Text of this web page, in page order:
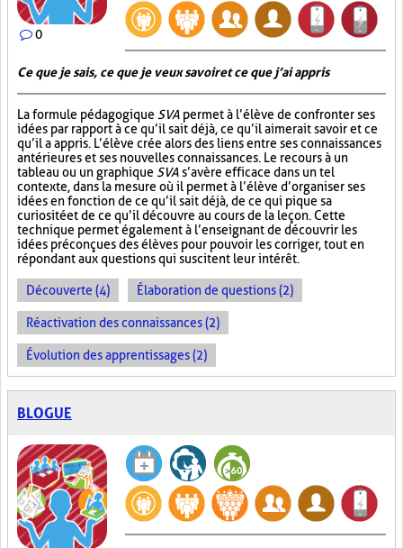
0
Ce que je sais, ce que je veux savoir et ce que j’ai appris
La formule pédagogique SVA permet à l’élève de confronter ses
idées par rapport à ce qu’il sait déjà, ce qu’il aimerait savoir et ce
qu’il a appris. L’élève crée alors des liens entre ses connaissances
antérieures et ses nouvelles connaissances. Le recours à un
tableau ou un graphique SVA s’avère efficace dans un tel
contexte, dans la mesure où il permet à l’élève d’organiser ses
idées en fonction de ce qu’il sait déjà, de ce qui pique sa
curiosité et de ce qu’il découvre au cours de la leçon. Cette
technique permet également à l’enseignant de découvrir les
idées préconçues des élèves pour pouvoir les corriger, tout en
répondant aux questions qui suscitent leur intérêt.
Découverte (4) Élaboration de questions (2)
Réactivation des connaissances (2)
Évolution des apprentissages (2)
BLOGUE